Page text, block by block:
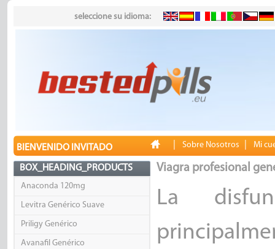
seleccione su idioma:
BIENVENIDO INVITADO Sobre Nosotros Mi
BOX_HEADING_PRODUCTS
Anaconda 120mg
Levitra Genérico Suave
Priligy Genérico
Avanafil Genérico
Viagra profesional
La